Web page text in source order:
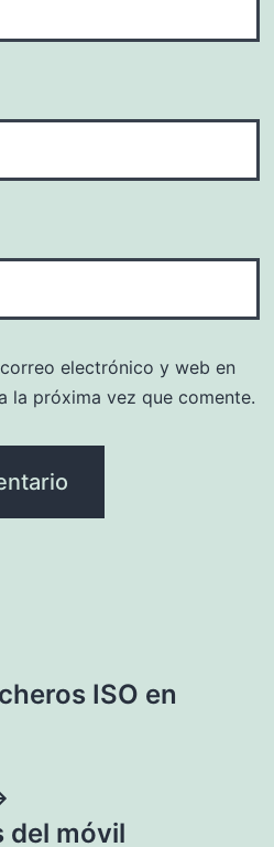
electrónico y web en
la próxima vez que comente.
ISO en
del móvil